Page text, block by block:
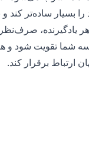
را بسیار ساده‌تر کند
یادگیرنده،
شما تقویت شود و
ارتباط برقرار کند.